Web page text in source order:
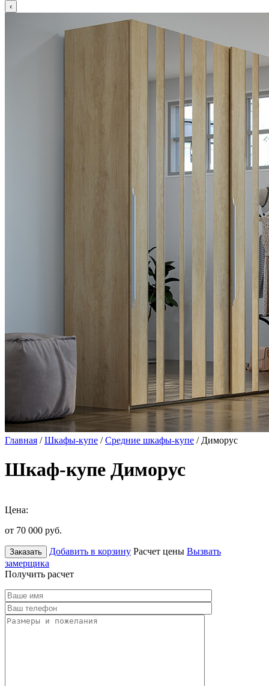
Главная /Шкафы-купе /Средние шкафы-купе / Диморус
Шкаф-купе Диморус
Цена:
от 70 000 руб.
Заказать Добавить в корзину Расчет цены Вызвать
замерщика
Получить расчет